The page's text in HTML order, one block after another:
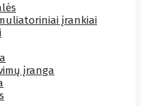
įrankiai
įranga